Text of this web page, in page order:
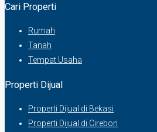
Cari Properti
Rumah
Tanah
Tempat Usaha
Properti Dijual
Properti Dijual di Bekasi
Properti Dijual di Cirebon